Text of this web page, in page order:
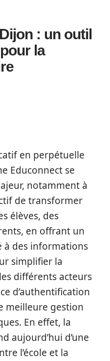
: un outil
la
en perpétuelle
Educonnect se
notamment à
de transformer
élèves, des
en offrant un
à des informations
simplifier la
différents acteurs
d’authentification
meilleure gestion
En effet, la
aujourd’hui d’une
l’école et la